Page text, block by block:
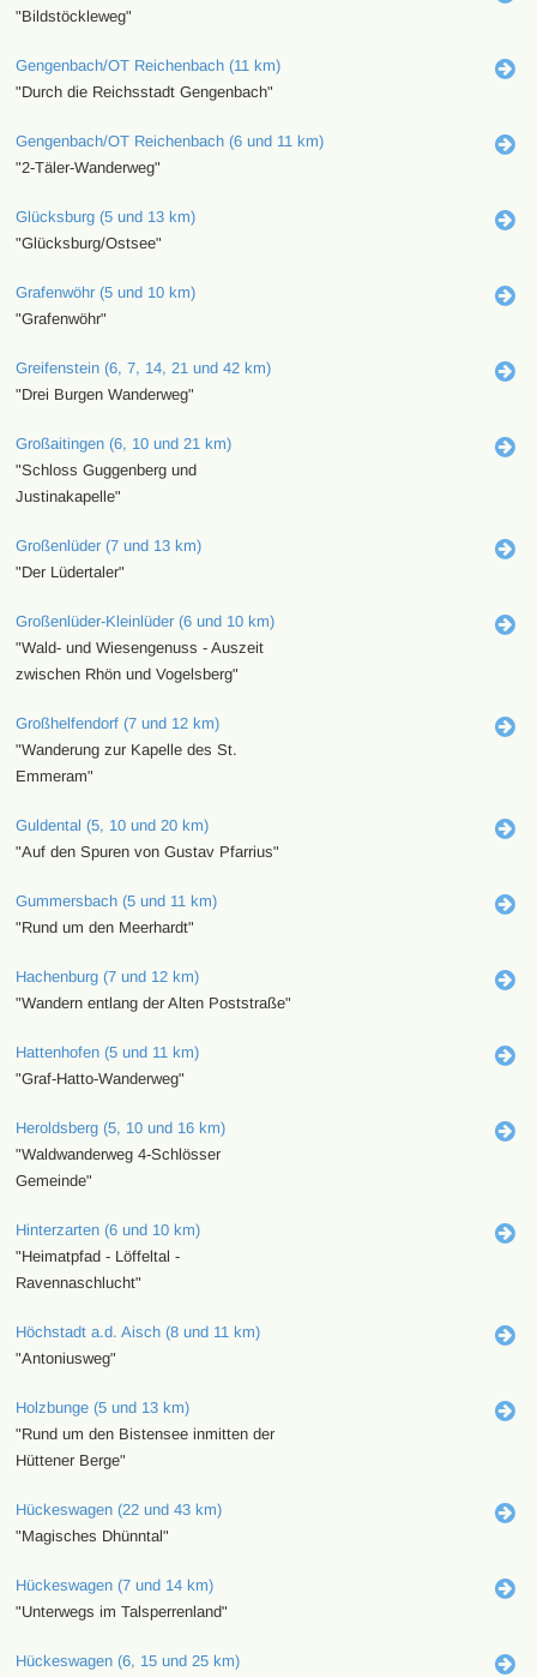
"Bildstöckleweg"
Gengenbach/OT Reichenbach (11 km)
"Durch die Reichsstadt Gengenbach"
Gengenbach/OT Reichenbach (6 und 11 km)
"2-Täler-Wanderweg"
Glücksburg (5 und 13 km)
"Glücksburg/Ostsee"
Grafenwöhr (5 und 10 km)
"Grafenwöhr"
Greifenstein (6, 7, 14, 21 und 42 km)
"Drei Burgen Wanderweg"
Großaitingen (6, 10 und 21 km)
"Schloss Guggenberg und
Justinakapelle"
Großenlüder (7 und 13 km)
"Der Lüdertaler"
Großenlüder-Kleinlüder (6 und 10 km)
"Wald- und Wiesengenuss - Auszeit
zwischen Rhön und Vogelsberg"
Großhelfendorf (7 und 12 km)
"Wanderung zur Kapelle des St.
Emmeram"
Guldental (5, 10 und 20 km)
"Auf den Spuren von Gustav Pfarrius"
Gummersbach (5 und 11 km)
"Rund um den Meerhardt"
Hachenburg (7 und 12 km)
"Wandern entlang der Alten Poststraße"
Hattenhofen (5 und 11 km)
"Graf-Hatto-Wanderweg"
Heroldsberg (5, 10 und 16 km)
"Waldwanderweg 4-Schlösser
Gemeinde"
Hinterzarten (6 und 10 km)
"Heimatpfad - Löffeltal -
Ravennaschlucht"
Höchstadt a.d. Aisch (8 und 11 km)
"Antoniusweg"
Holzbunge (5 und 13 km)
"Rund um den Bistensee inmitten der
Hüttener Berge"
Hückeswagen (22 und 43 km)
"Magisches Dhünntal"
Hückeswagen (7 und 14 km)
"Unterwegs im Talsperrenland"
Hückeswagen (6, 15 und 25 km)